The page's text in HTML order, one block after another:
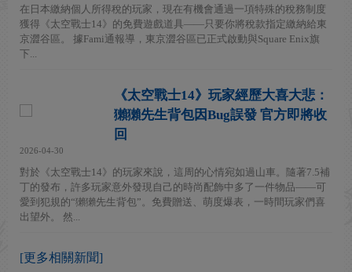
在日本繳納個人所得稅的玩家，現在有機會通過一項特殊的稅務制度
獲得《太空戰士14》的免費遊戲道具——只要你將稅款指定繳納給東
京澀谷區。 據Fami通報導，東京澀谷區已正式啟動與Square Enix旗
下...
《太空戰士14》玩家經歷大喜大悲：
獺獺先生背包因Bug誤發 官方即將收
回
2026-04-30
對於《太空戰士14》的玩家來說，這周的心情宛如過山車。隨著7.5補
丁的發布，許多玩家意外發現自己的時尚配飾中多了一件物品——可
愛到犯規的“獺獺先生背包”。免費贈送、萌度爆表，一時間玩家們喜
出望外。 然...
[更多相關新聞]